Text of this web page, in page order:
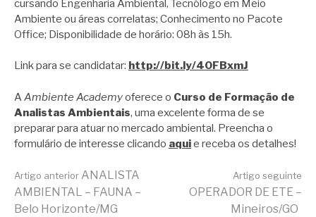
cursando Engenharia Ambiental, Tecnólogo em Meio
Ambiente ou áreas correlatas; Conhecimento no Pacote
Office; Disponibilidade de horário: 08h às 15h.
Link para se candidatar: http://bit.ly/40FBxmJ
AAmbiente Academyoferece o Curso de Formação de
Analistas Ambientais, uma excelente forma de se
preparar para atuar no mercado ambiental. Preencha o
formulário de interesse clicando aquie receba os detalhes!
Continue
Artigo anterior ANALISTA
AMBIENTAL – FAUNA –
Belo Horizonte/MG
Artigo seguinte
OPERADOR DE ETE –
Mineiros/GO